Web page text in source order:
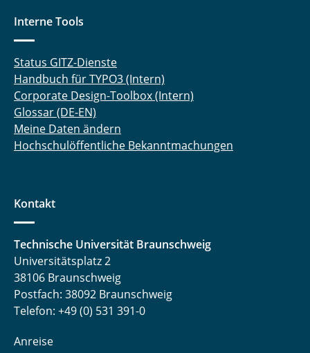
Interne Tools
Status GITZ-Dienste
Handbuch für TYPO3 (Intern)
Corporate Design-Toolbox (Intern)
Glossar (DE-EN)
Meine Daten ändern
Hochschulöffentliche Bekanntmachungen
Kontakt
Technische Universität Braunschweig
Universitätsplatz 2
38106 Braunschweig
Postfach: 38092 Braunschweig
Telefon: +49 (0) 531 391-0
Anreise